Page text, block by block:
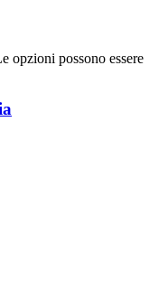
opzioni possono essere